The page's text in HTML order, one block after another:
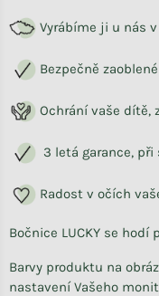
Vyrábíme ji u nás v
Bezpečně
Ochrání vaše dítě,
3 letá garance,
Radost v očích
Bočnice LUCKY se
Barvy produktu na
nastavení Vašeho